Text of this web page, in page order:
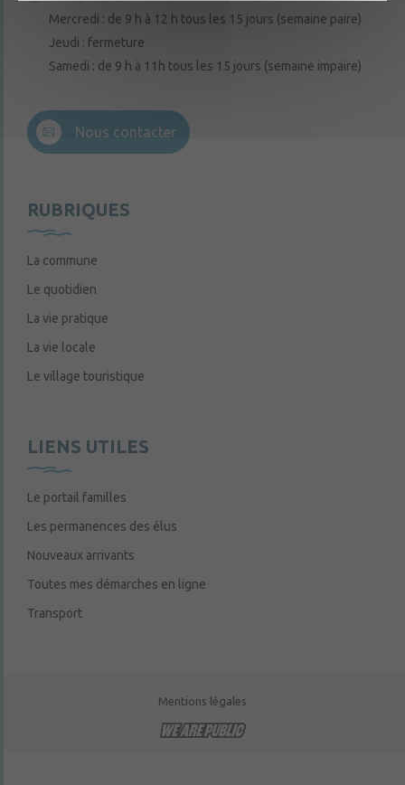
Mercredi : de 9 h à 12 h tous les 15 jours (semaine paire)
Jeudi : fermeture
Samedi : de 9 h à 11h tous les 15 jours (semaine impaire)
Nous contacter
RUBRIQUES
La commune
Le quotidien
La vie pratique
La vie locale
Le village touristique
LIENS UTILES
Le portail familles
Les permanences des élus
Nouveaux arrivants
Toutes mes démarches en ligne
Transport
Mentions légales